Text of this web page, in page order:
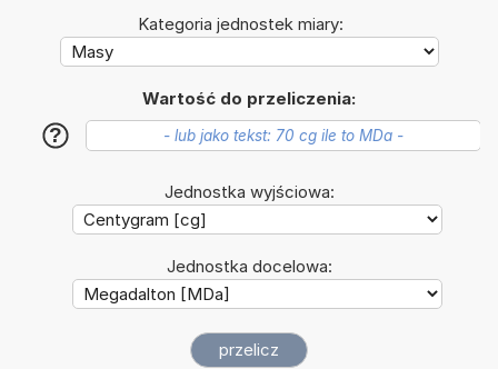
Kategoria jednostek miary:
Wartość do przeliczenia:
?
Jednostka wyjściowa:
Jednostka docelowa: